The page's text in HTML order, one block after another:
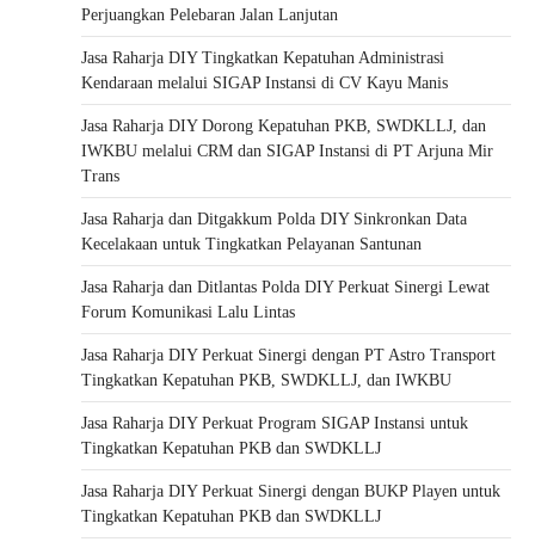
Perjuangkan Pelebaran Jalan Lanjutan
Jasa Raharja DIY Tingkatkan Kepatuhan Administrasi
Kendaraan melalui SIGAP Instansi di CV Kayu Manis
Jasa Raharja DIY Dorong Kepatuhan PKB, SWDKLLJ, dan
IWKBU melalui CRM dan SIGAP Instansi di PT Arjuna Mir
Trans
Jasa Raharja dan Ditgakkum Polda DIY Sinkronkan Data
Kecelakaan untuk Tingkatkan Pelayanan Santunan
Jasa Raharja dan Ditlantas Polda DIY Perkuat Sinergi Lewat
Forum Komunikasi Lalu Lintas
Jasa Raharja DIY Perkuat Sinergi dengan PT Astro Transport
Tingkatkan Kepatuhan PKB, SWDKLLJ, dan IWKBU
Jasa Raharja DIY Perkuat Program SIGAP Instansi untuk
Tingkatkan Kepatuhan PKB dan SWDKLLJ
Jasa Raharja DIY Perkuat Sinergi dengan BUKP Playen untuk
Tingkatkan Kepatuhan PKB dan SWDKLLJ